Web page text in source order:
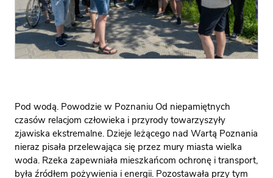
Pod wodą. Powodzie w Poznaniu Od niepamiętnych
czasów relacjom człowieka i przyrody towarzyszyły
zjawiska ekstremalne. Dzieje leżącego nad Wartą Poznania
nieraz pisała przelewająca się przez mury miasta wielka
woda. Rzeka zapewniała mieszkańcom ochronę i transport,
była źródłem pożywienia i energii. Pozostawała przy tym